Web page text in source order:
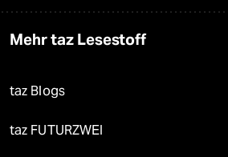
Mehr taz Lesestoff
taz Blogs
taz FUTURZWEI